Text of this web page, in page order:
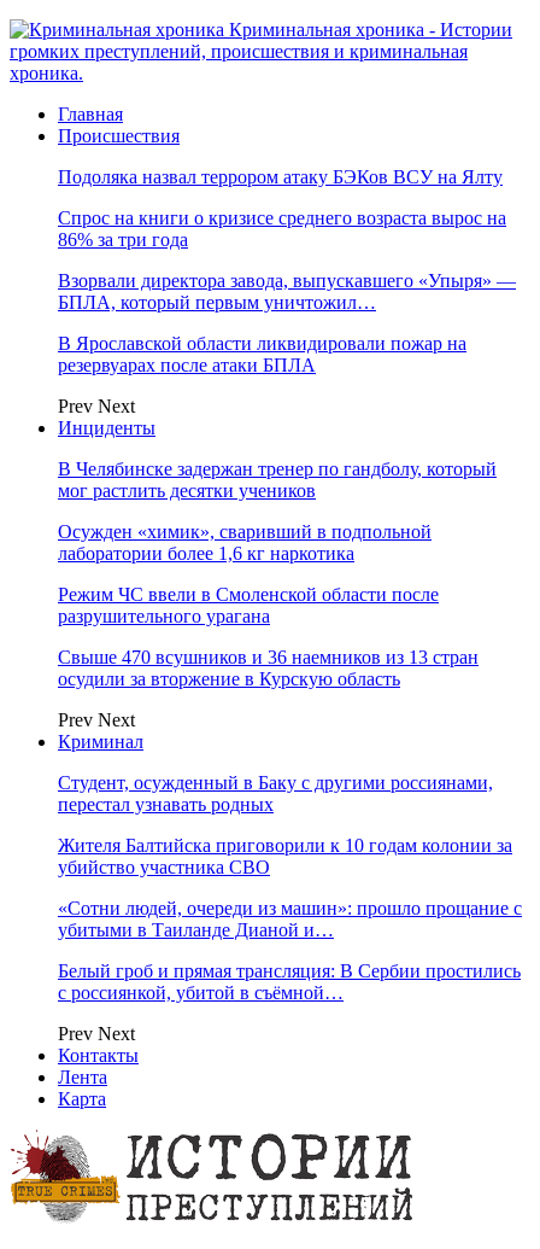
Криминальная хроника - Истории
громких преступлений, происшествия и криминальная
хроника.
Главная
Происшествия
Подоляка назвал террором атаку БЭКов ВСУ на Ялту
Спрос на книги о кризисе среднего возраста вырос на
86% за три года
Взорвали директора завода, выпускавшего «Упыря» —
БПЛА, который первым уничтожил…
В Ярославской области ликвидировали пожар на
резервуарах после атаки БПЛА
Prev Next
Инциденты
В Челябинске задержан тренер по гандболу, который
мог растлить десятки учеников
Осужден «химик», сваривший в подпольной
лаборатории более 1,6 кг наркотика
Режим ЧС ввели в Смоленской области после
разрушительного урагана
Свыше 470 всушников и 36 наемников из 13 стран
осудили за вторжение в Курскую область
Prev Next
Криминал
Студент, осужденный в Баку с другими россиянами,
перестал узнавать родных
Жителя Балтийска приговорили к 10 годам колонии за
убийство участника СВО
«Сотни людей, очереди из машин»: прошло прощание с
убитыми в Таиланде Дианой и…
Белый гроб и прямая трансляция: В Сербии простились
с россиянкой, убитой в съёмной…
Prev Next
Контакты
Лента
Карта